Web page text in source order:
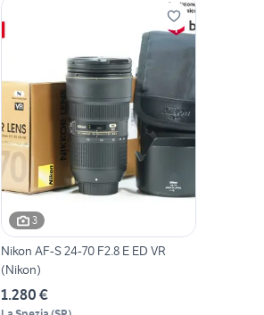
3
Nikon AF-S 24-70 F2.8 E ED VR
(Nikon)
1.280 €